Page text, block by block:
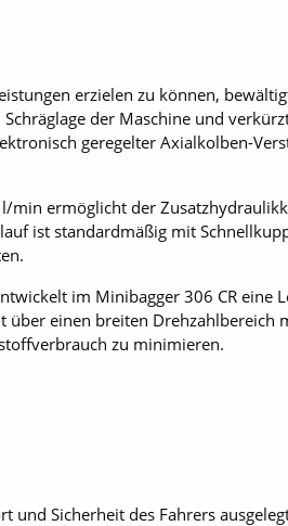
erzielen zu können,
der Maschine und
geregelter Axial­kolben-
ermöglicht der
ist standardmäßig mit
im Minibagger 306 CR eine
über einen breiten Drehzahlbereich
zu minimieren.
und Sicherheit des Fahrers